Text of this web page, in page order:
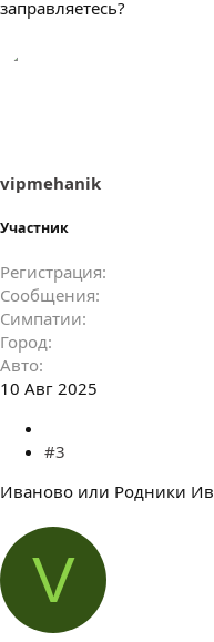
заправляетесь?
vipmehanik
Участник
Регистрация
Сообщения
Симпатии
Город
Авто
10 Авг 2025
#3
Иваново или Родники
V